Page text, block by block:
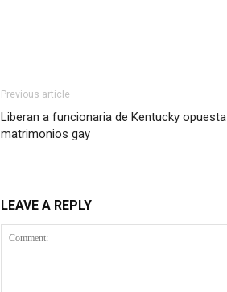
Previous article
Liberan a funcionaria de Kentucky
matrimonios gay
LEAVE A REPLY